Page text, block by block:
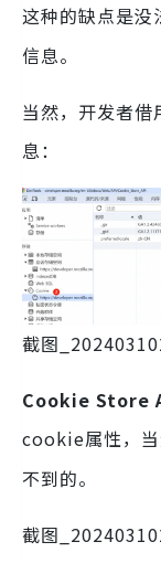
这种的缺点是没
信息。
当然，开发者
息：
截图
Cookie Store
cookie属性，
不到的。
截图